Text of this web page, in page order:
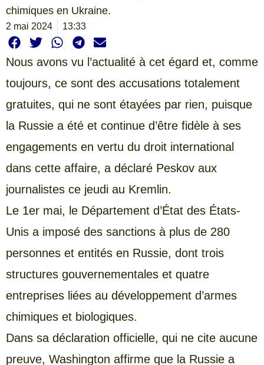
chimiques en Ukraine.
2 mai 2024 13:33
Nous avons vu l’actualité à cet égard et, comme
toujours, ce sont des accusations totalement
gratuites, qui ne sont étayées par rien, puisque
la Russie a été et continue d’être fidèle à ses
engagements en vertu du droit international
dans cette affaire, a déclaré Peskov aux
journalistes ce jeudi au Kremlin.
Le 1er mai, le Département d’État des États-
Unis a imposé des sanctions à plus de 280
personnes et entités en Russie, dont trois
structures gouvernementales et quatre
entreprises liées au développement d’armes
chimiques et biologiques.
Dans sa déclaration officielle, qui ne cite aucune
preuve, Washington affirme que la Russie a